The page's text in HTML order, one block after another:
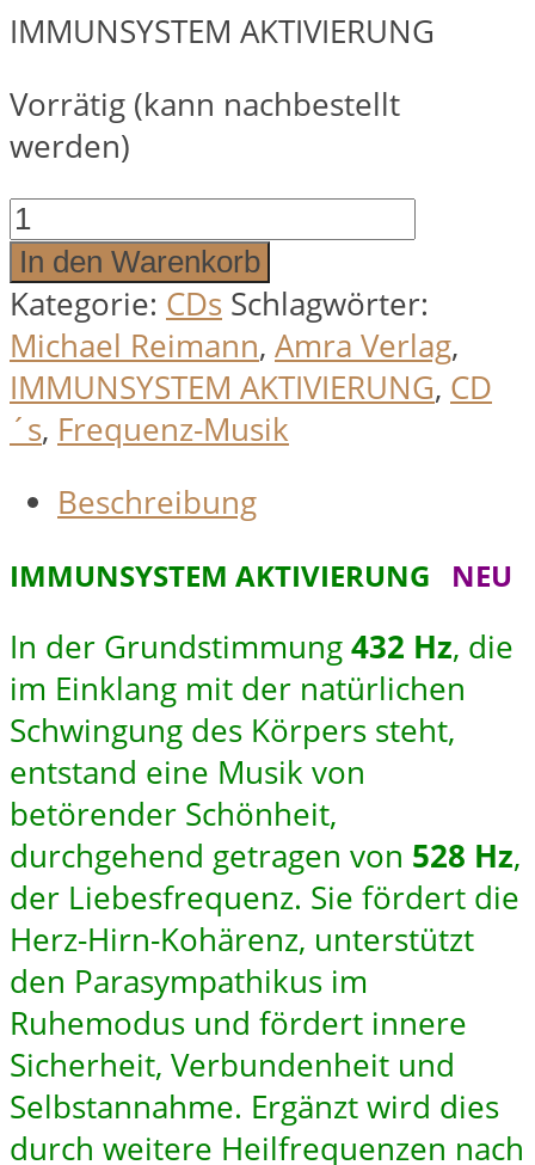
IMMUNSYSTEM AKTIVIERUNG
Vorrätig (kann nachbestellt
werden)
IMMUNSYSTEM
AKTIVIERUNG
Menge
In den Warenkorb
Kategorie: CDs Schlagwörter:
Michael Reimann, Amra Verlag,
IMMUNSYSTEM AKTIVIERUNG, CD
´s, Frequenz-Musik
Beschreibung
IMMUNSYSTEM AKTIVIERUNG NEU
In der Grundstimmung 432 Hz, die
im Einklang mit der natürlichen
Schwingung des Körpers steht,
entstand eine Musik von
betörender Schönheit,
durchgehend getragen von 528 Hz,
der Liebesfrequenz. Sie fördert die
Herz-Hirn-Kohärenz, unterstützt
den Parasympathikus im
Ruhemodus und fördert innere
Sicherheit, Verbundenheit und
Selbstannahme. Ergänzt wird dies
durch weitere Heilfrequenzen nach